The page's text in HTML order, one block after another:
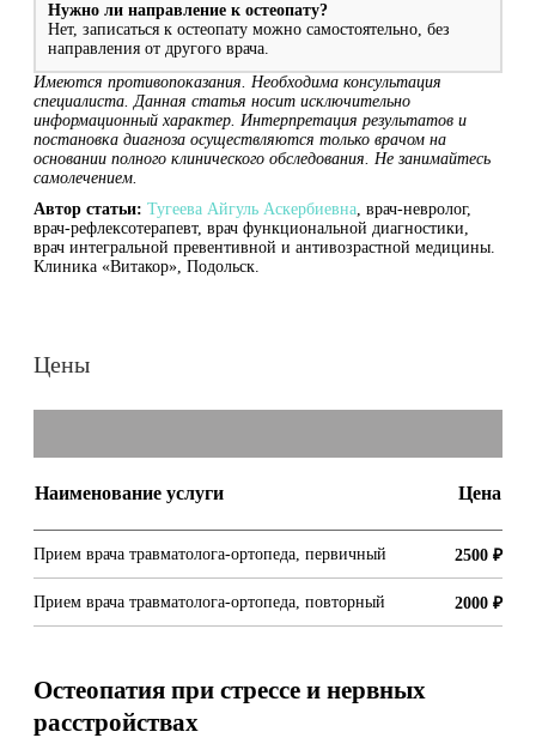
Нужно ли направление к остеопату?
Нет, записаться к остеопату можно самостоятельно, без
направления от другого врача.
Имеются противопоказания. Необходима консультация
специалиста. Данная статья носит исключительно
информационный характер. Интерпретация результатов и
постановка диагноза осуществляются только врачом на
основании полного клинического обследования. Не занимайтесь
самолечением.
Автор статьи: Тугеева Айгуль Аскербиевна, врач-невролог,
врач-рефлексотерапевт, врач функциональной диагностики,
врач интегральной превентивной и антивозрастной медицины.
Клиника «Витакор», Подольск.
Цены
Наименование услуги Цена
Прием врача травматолога-ортопеда, первичный 2500 ₽
Прием врача травматолога-ортопеда, повторный 2000 ₽
Остеопатия при стрессе и нервных
расстройствах